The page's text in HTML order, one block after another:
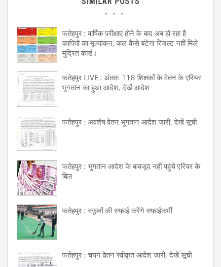
फतेहपुर : वार्षिक परीक्षाएं होने के बाद अब हो रहा है
कापियों का मूल्यांकन, कल कैसे बंटेगा रिजल्ट नहीं मिले
मुद्रित कार्ड।
फतेहपुर LIVE : अंततः 118 शिक्षकों के वेतन के एरियर
भुगतान का हुआ आदेश, देखें आदेश
फतेहपुर : अवशेष वेतन भुगतान आदेश जारी, देखें सूची
फतेहपुर : भुगतान आदेश के बावजूद नहीं पहुंचे एरियर के
बिल
फतेहपुर : स्कूलों की सफाई करेंगे सफाईकर्मी
फतेहपुर : चयन वेतन स्वीकृत आदेश जारी, देखें सूची